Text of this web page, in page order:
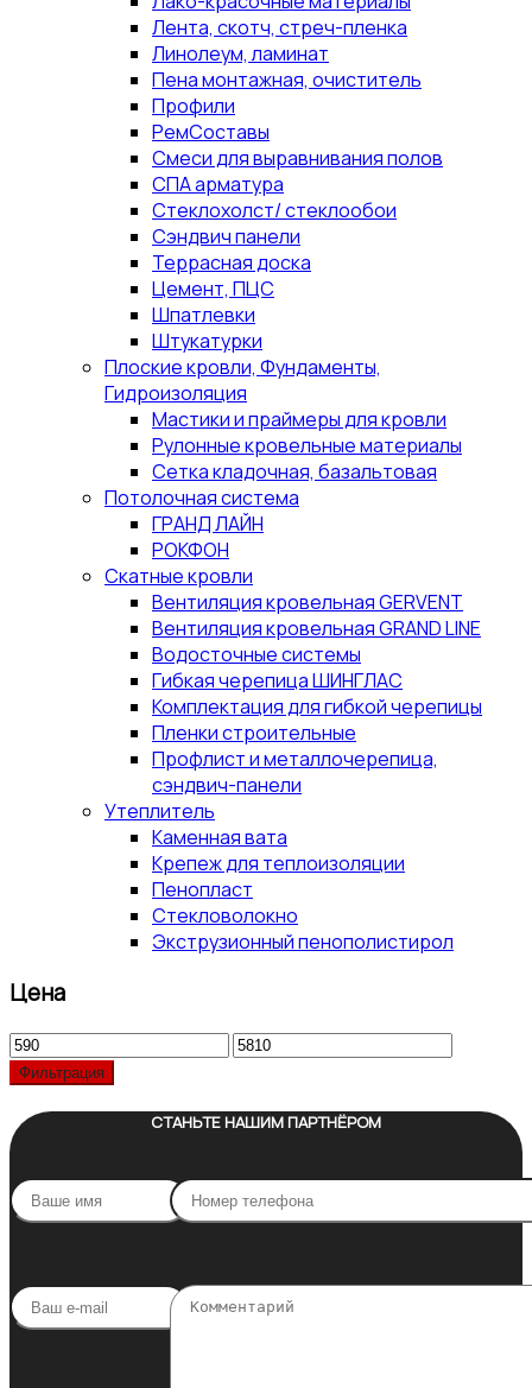
Лента, скотч, стреч-пленка
Линолеум, ламинат
Пена монтажная, очиститель
Профили
РемСоставы
Смеси для выравнивания полов
СПА арматура
Стеклохолст/ стеклообои
Сэндвич панели
Террасная доска
Цемент, ПЦС
Шпатлевки
Штукатурки
Плоские кровли, Фундаменты,
Гидроизоляция
Мастики и праймеры для кровли
Рулонные кровельные материалы
Сетка кладочная, базальтовая
Потолочная система
ГРАНД ЛАЙН
РОКФОН
Скатные кровли
Вентиляция кровельная GERVENT
Вентиляция кровельная GRAND LINE
Водосточные системы
Гибкая черепица ШИНГЛАС
Комплектация для гибкой черепицы
Пленки строительные
Профлист и металлочерепица,
сэндвич-панели
Утеплитель
Каменная вата
Крепеж для теплоизоляции
Пенопласт
Стекловолокно
Экструзионный пенополистирол
Цена
Минимальная
цена
Максимальная
Фильтрация
СТАНЬТЕ НАШИМ ПАРТНЁРОМ